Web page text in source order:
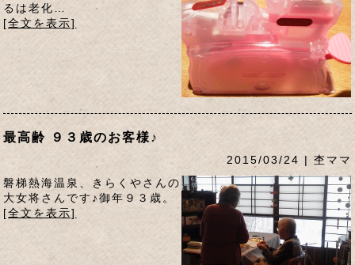
るは老化…
[全文を表示]
最高齢 ９３歳のお客様♪
2015/03/24 | 杢ママ
磐梯熱海温泉、きらくやさんの
大女将さんです♪御年９３歳。
[全文を表示]